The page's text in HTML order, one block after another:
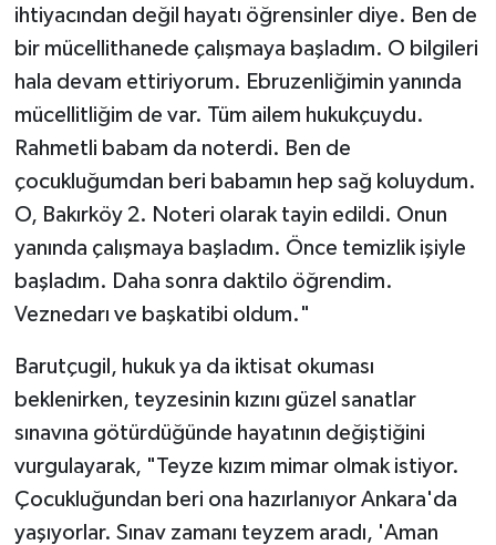
ihtiyacından değil hayatı öğrensinler diye. Ben de
bir mücellithanede çalışmaya başladım. O bilgileri
hala devam ettiriyorum. Ebruzenliğimin yanında
mücellitliğim de var. Tüm ailem hukukçuydu.
Rahmetli babam da noterdi. Ben de
çocukluğumdan beri babamın hep sağ koluydum.
O, Bakırköy 2. Noteri olarak tayin edildi. Onun
yanında çalışmaya başladım. Önce temizlik işiyle
başladım. Daha sonra daktilo öğrendim.
Veznedarı ve başkatibi oldum."
Barutçugil, hukuk ya da iktisat okuması
beklenirken, teyzesinin kızını güzel sanatlar
sınavına götürdüğünde hayatının değiştiğini
vurgulayarak, "Teyze kızım mimar olmak istiyor.
Çocukluğundan beri ona hazırlanıyor Ankara'da
yaşıyorlar. Sınav zamanı teyzem aradı, 'Aman
Kastamonu Müftülüğü
Kilis Müftülüğü
Kırıkkale Müftülüğü
Kırklareli Müftülüğü
Kırşehir Müftülüğü
Konya Müftülüğü
Kütahya Müftülüğü